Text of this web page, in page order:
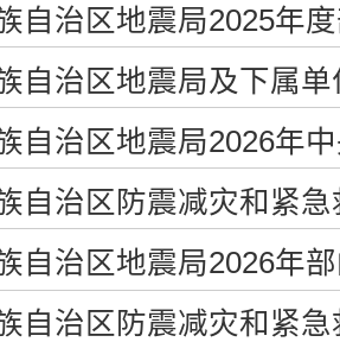
自治区地震局2025年
自治区地震局及下属
自治区地震局2026年
自治区防震减灾和紧
自治区地震局2026年
自治区防震减灾和紧